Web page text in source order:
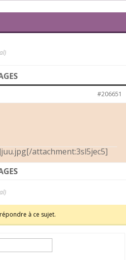
#206651
juu.jpg[/attachment:3sl5jec5]
à ce sujet.